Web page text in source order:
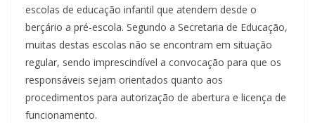
escolas de educação infantil que atendem desde o
berçário a pré-escola. Segundo a Secretaria de Educação,
muitas destas escolas não se encontram em situação
regular, sendo imprescindível a convocação para que os
responsáveis sejam orientados quanto aos
procedimentos para autorização de abertura e licença de
funcionamento.